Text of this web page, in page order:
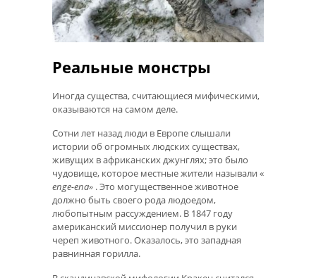
Реальные монстры
Иногда существа, считающиеся мифическими,
оказываются на самом деле.
Сотни лет назад люди в Европе слышали
истории об огромных людских существах,
живущих в африканских джунглях; это было
чудовище, которое местные жители называли «
enge-ena» . Это могущественное животное
должно быть своего рода людоедом,
любопытным рассуждением. В 1847 году
американский миссионер получил в руки
череп животного. Оказалось, это западная
равнинная горилла.